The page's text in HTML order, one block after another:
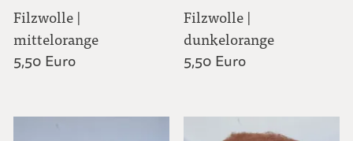
Filzwolle |
mittelorange
5,50 Euro
Filzwolle |
dunkelorange
5,50 Euro